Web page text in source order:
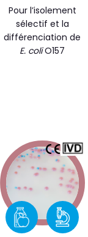
Pour l’isolement
sélectif et la
différenciation de
E. coliO157